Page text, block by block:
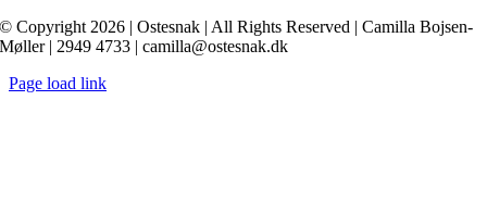
© Copyright 2026 | Ostesnak | All Rights Reserved | Camilla Bojsen-
Møller | 2949 4733 | camilla@ostesnak.dk
Page load link